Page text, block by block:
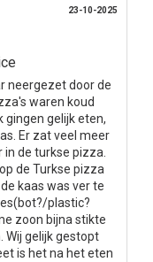
neergezet door de
waren koud
gingen gelijk eten,
Er zat veel meer
de turkse pizza.
de Turkse pizza
kaas was ver te
plastic?
zoon bijna stikte
Wij gelijk gestopt
is het na het eten
23-10-2025